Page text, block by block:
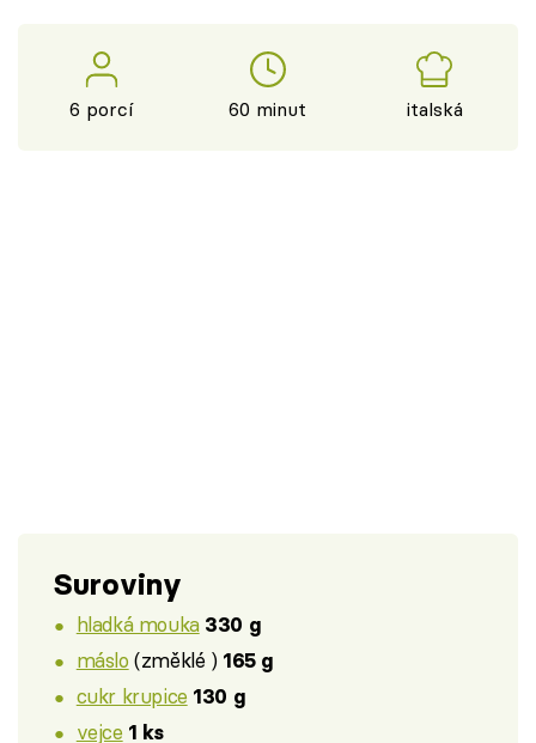
6 porcí 60 minut italská
Suroviny
hladká mouka 330 g
máslo (změklé ) 165 g
cukr krupice 130 g
vejce 1 ks